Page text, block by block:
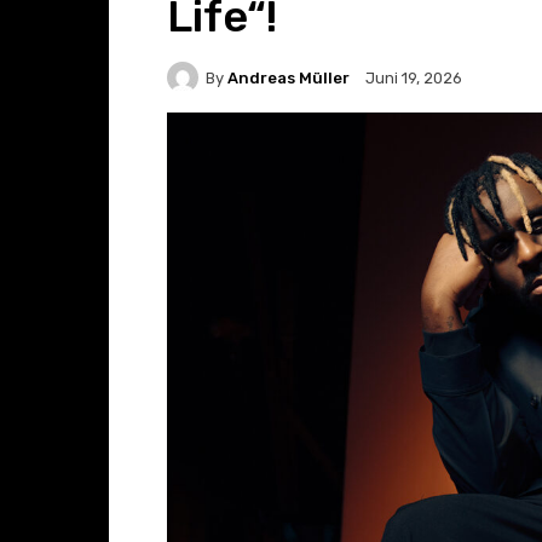
Life“!
By Andreas Müller Juni 19, 2026